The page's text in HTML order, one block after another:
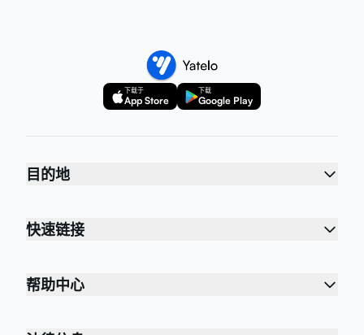
下载于
App Store
下载
Google Play
目的地
快速链接
帮助中心